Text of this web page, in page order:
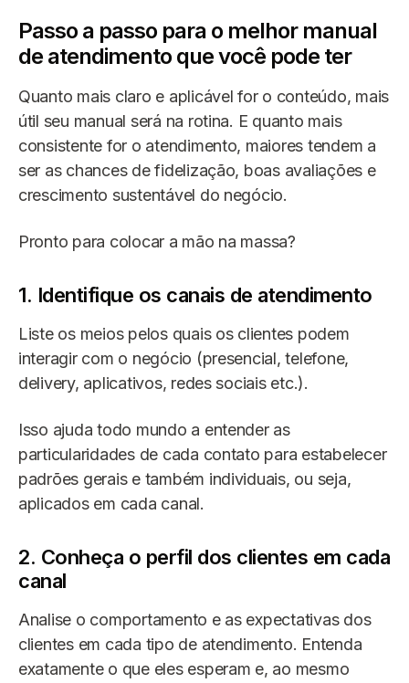
Passo a passo para o melhor manual
de atendimento que você pode ter
Quanto mais claro e aplicável for o conteúdo, mais
útil seu manual será na rotina. E quanto mais
consistente for o atendimento, maiores tendem a
ser as chances de fidelização, boas avaliações e
crescimento sustentável do negócio.
Pronto para colocar a mão na massa?
1. Identifique os canais de atendimento
Liste os meios pelos quais os clientes podem
interagir com o negócio (presencial, telefone,
delivery, aplicativos, redes sociais etc.).
Isso ajuda todo mundo a entender as
particularidades de cada contato para estabelecer
padrões gerais e também individuais, ou seja,
aplicados em cada canal.
2. Conheça o perfil dos clientes em cada
canal
Analise o comportamento e as expectativas dos
clientes em cada tipo de atendimento. Entenda
exatamente o que eles esperam e, ao mesmo